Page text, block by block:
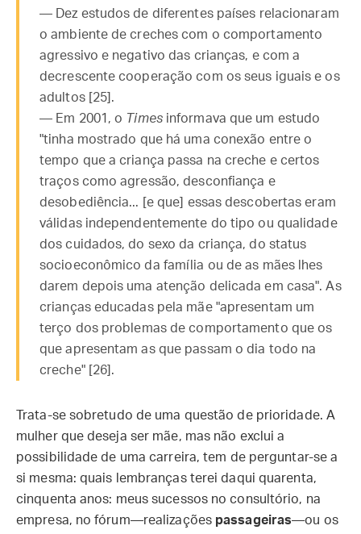
— Dez estudos de diferentes países relacionaram
o ambiente de creches com o comportamento
agressivo e negativo das crianças, e com a
decrescente cooperação com os seus iguais e os
adultos [25].
— Em 2001, o Timesinformava que um estudo
"tinha mostrado que há uma conexão entre o
tempo que a criança passa na creche e certos
traços como agressão, desconfiança e
desobediência... [e que] essas descobertas eram
válidas independentemente do tipo ou qualidade
dos cuidados, do sexo da criança, do status
socioeconômico da família ou de as mães lhes
darem depois uma atenção delicada em casa". As
crianças educadas pela mãe "apresentam um
terço dos problemas de comportamento que os
que apresentam as que passam o dia todo na
creche" [26].
Trata-se sobretudo de uma questão de prioridade. A
mulher que deseja ser mãe, mas não exclui a
possibilidade de uma carreira, tem de perguntar-se a
si mesma: quais lembranças terei daqui quarenta,
cinquenta anos: meus sucessos no consultório, na
empresa, no fórum—realizações passageiras—ou os